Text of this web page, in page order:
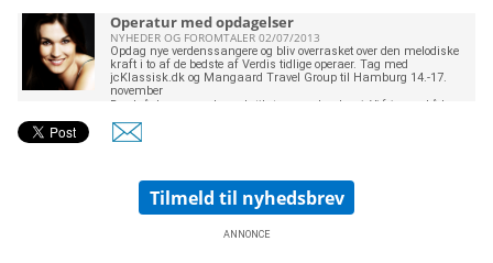
Operatur med opdagelser
NYHEDER OG FOROMTALER 02/07/2013
Opdag nye verdenssangere og bliv overrasket over den melodiske
kraft i to af de bedste af Verdis tidlige operaer. Tag med
jcKlassisk.dk og Mangaard Travel Group til Hamburg 14.-17.
november
Giuseppe Verdi og Richard Wagner i 200-året for deres fødsel. Wagner er
der næppe meget nyt at opdage hos, men man kan gøre det hos Giuseppe
holdt sig til at gentage de i forvejen populære. Nysgerrigheden for de
tidlige operaer er heller ikke blevet vakt af, at musikskribenter rask væk har
Tilmeld til nyhedsbrev
ANNONCE